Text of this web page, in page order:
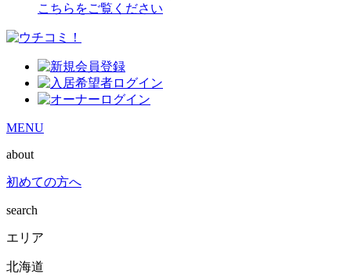
こちらをご覧ください
MENU
about
初めての方へ
search
エリア
北海道